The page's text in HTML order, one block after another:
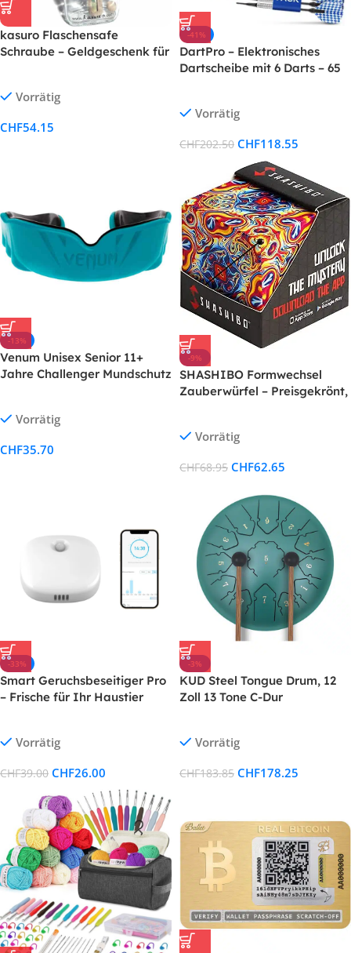
kasuro Flaschensafe
Schraube – Geldgeschenk für
Vorrätig
CHF54.15
-41%
DartPro – Elektronisches
Dartscheibe mit 6 Darts – 65
Vorrätig
CHF202.50 CHF118.55
-13%
Venum Unisex Senior 11+
Jahre Challenger Mundschutz
Vorrätig
CHF35.70
-9%
SHASHIBO Formwechsel
Zauberwürfel – Preisgekrönt,
Seltenerdmagnete – 3D
Magnetwürfel in Über 70
Vorrätig
CHF68.95 CHF62.65
-33%
Smart Geruchsbeseitiger Pro
– Frische für Ihr Haustier
Vorrätig
CHF39.00 CHF26.00
-3%
KUD Steel Tongue Drum, 12
Zoll 13 Tone C-Dur
Drum Schlagzeug Instrument
Tragetasche für Meditation
Vorrätig
CHF183.85 CHF178.25